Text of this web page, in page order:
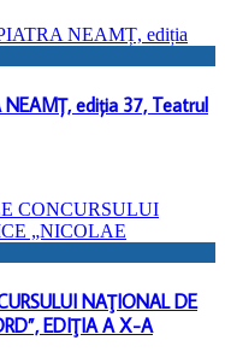
NEAMȚ, ediția 37, Teatrul
NAŢIONAL DE
EDIŢIA A X-A